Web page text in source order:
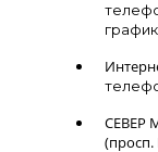
СЕВЕР
(просп.